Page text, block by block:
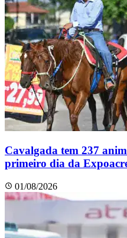
Cavalgada tem 237
primeiro dia da
01/08/2026